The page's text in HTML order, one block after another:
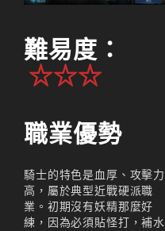
難易度：
☆☆☆
職業優勢
騎士的特色是血厚、攻擊力
高，屬於典型近戰硬派職
業。初期沒有妖精那麼好
練，因為必須貼怪打，補水